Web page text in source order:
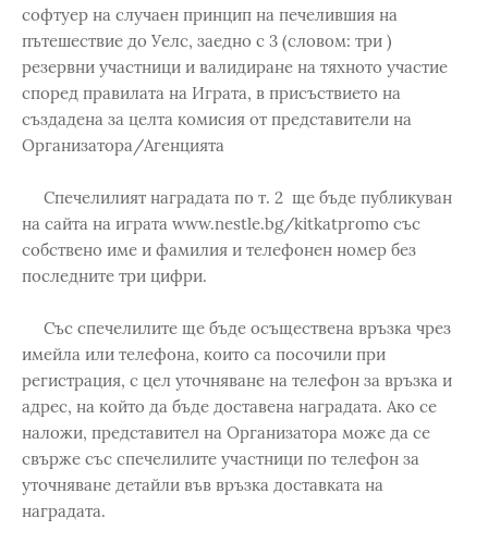
софтуер на случаен принцип на печелившия на
пътешествие до Уелс, заедно с 3 (словом: три )
резервни участници и валидиране на тяхното участие
според правилата на Играта, в присъствието на
създадена за целта комисия от представители на
Организатора/Агенцията
Спечелилият наградата по т. 2 ще бъде публикуван
на сайта на играта www.nestle.bg/kitkatpromo със
собствено име и фамилия и телефонен номер без
последните три цифри.
Със спечелилите ще бъде осъществена връзка чрез
имейла или телефона, които са посочили при
регистрация, с цел уточняване на телефон за връзка и
адрес, на който да бъде доставена наградата. Ако се
наложи, представител на Организатора може да се
свърже със спечелилите участници по телефон за
уточняване детайли във връзка доставката на
наградата.